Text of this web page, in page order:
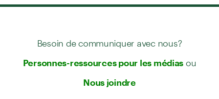
Besoin de communiquer avec nous?
Personnes-ressources pour les médias ou
Nous joindre